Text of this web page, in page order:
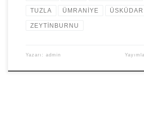
TUZLA ÜMRANİYE ÜSKÜDAR
ZEYTİNBURNU
Yazarı: admin